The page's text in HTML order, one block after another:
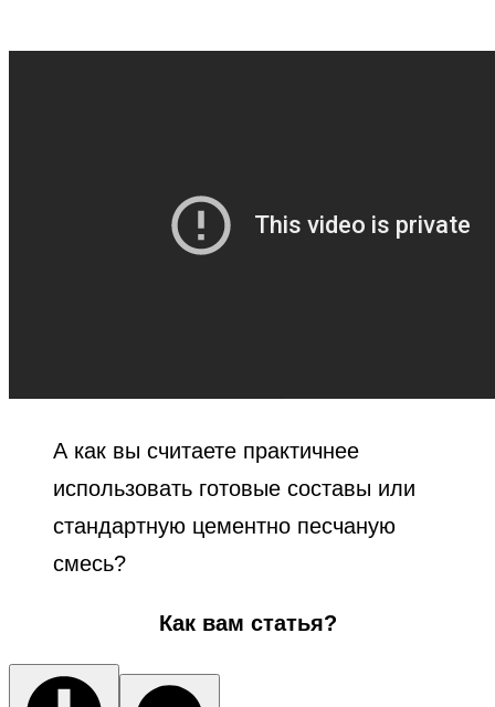
А как вы считаете практичнее
использовать готовые составы или
стандартную цементно песчаную
смесь?
Как вам статья?